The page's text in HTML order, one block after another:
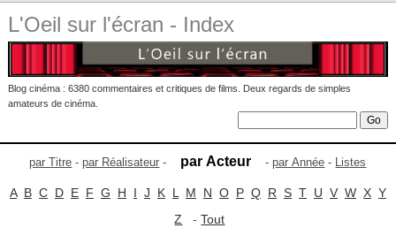
L'Oeil sur l'écran - Index
Blog cinéma : 6380 commentaires et critiques de films. Deux regards de simples
amateurs de cinéma.
par Titre -par Réalisateur - par Acteur -par Année - Listes
A B C D E F G H I J K L M N O P Q R S T U V W X Y
Z -Tout